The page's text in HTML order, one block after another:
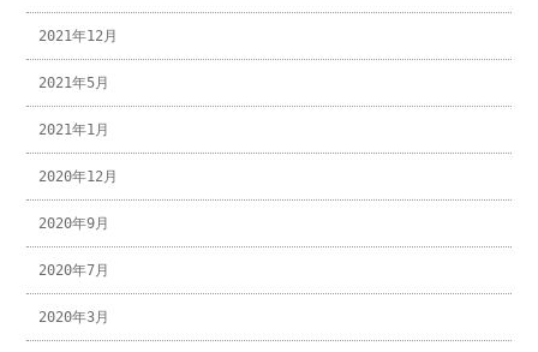
2021年12月
2021年5月
2021年1月
2020年12月
2020年9月
2020年7月
2020年3月